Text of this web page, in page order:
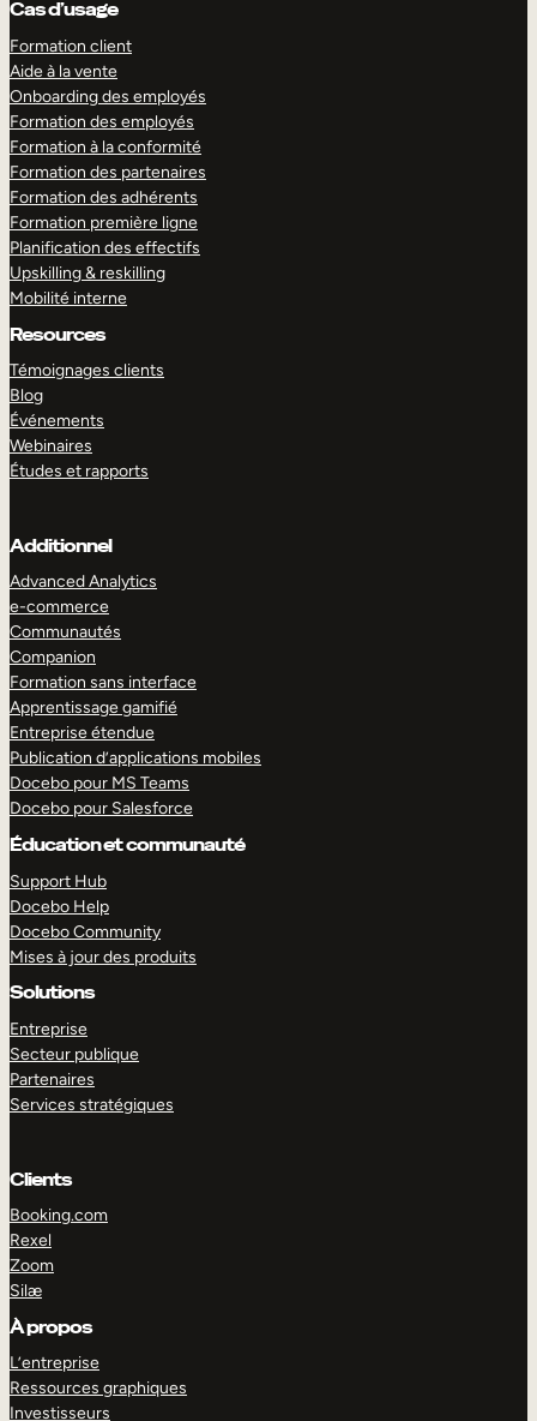
Cas d’usage
Formation client
Aide à la vente
Onboarding des employés
Formation des employés
Formation à la conformité
Formation des partenaires
Formation des adhérents
Formation première ligne
Planification des effectifs
Upskilling & reskilling
Mobilité interne
Resources
Témoignages clients
Blog
Événements
Webinaires
Études et rapports
Additionnel
Advanced Analytics
e-commerce
Communautés
Companion
Formation sans interface
Apprentissage gamifié
Entreprise étendue
Publication d’applications mobiles
Docebo pour MS Teams
Docebo pour Salesforce
Éducation et communauté
Support Hub
Docebo Help
Docebo Community
Mises à jour des produits
Solutions
Entreprise
Secteur publique
Partenaires
Services stratégiques
Clients
Booking.com
Rexel
Zoom
Silæ
À propos
L’entreprise
Ressources graphiques
Investisseurs